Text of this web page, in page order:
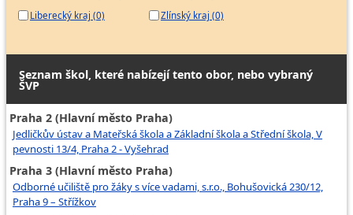
Liberecký kraj (0)
Zlínský kraj (0)
Seznam škol, které nabízejí tento obor, nebo vybraný
ŠVP
Praha 2 (Hlavní město Praha)
Jedličkův ústav a Mateřská škola a Základní škola a Střední škola, V
pevnosti 13/4, Praha 2 - Vyšehrad
Praha 3 (Hlavní město Praha)
Odborné učiliště pro žáky s více vadami, s.r.o., Bohušovická 230/12,
Praha 9 – Střížkov